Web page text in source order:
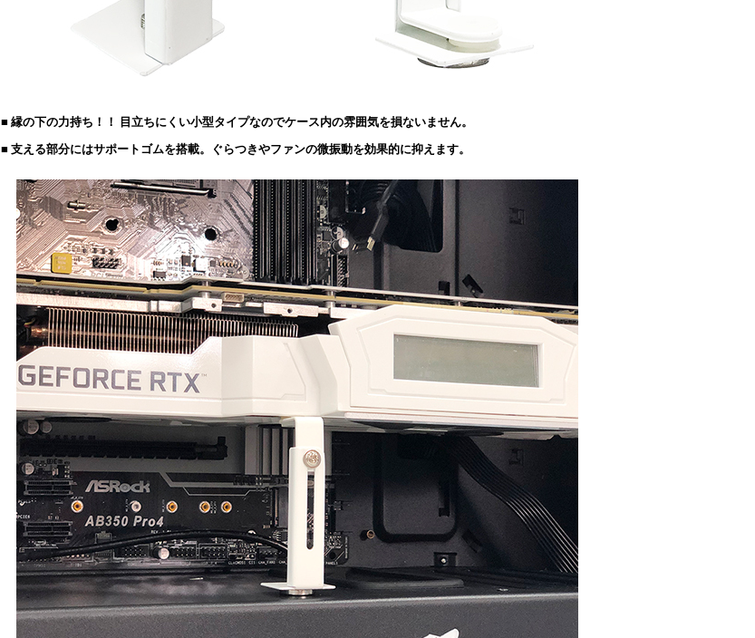
■ 縁の下の力持ち！！ 目立ちにくい小型タイプなのでケース内の雰囲気を損ないません。
■ 支える部分にはサポートゴムを搭載。ぐらつきやファンの微振動を効果的に抑えます。